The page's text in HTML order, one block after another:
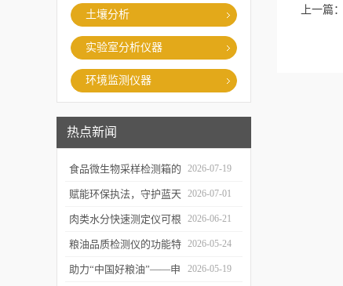
土壤分析
实验室分析仪器
环境监测仪器
热点新闻
食品微生物采样检测箱的
结构功能及具体使用流程
介绍
2026-07-19
赋能环保执法，守护蓝天
白云——粉尘测定仪成功
交付某市生态环境执法支
队
2026-07-01
肉类水分快速测定仪可根
据不同肉品的特性切换对
应检测模式
2026-06-21
粮油品质检测仪的功能特
点及优势体现
2026-05-24
助力“中国好粮油”——申 2026-05-19
上一篇：